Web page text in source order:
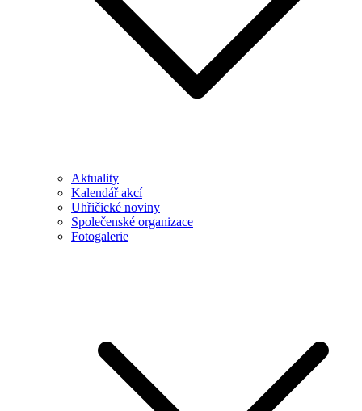
Aktuality
Kalendář akcí
Uhřičické noviny
Společenské organizace
Fotogalerie